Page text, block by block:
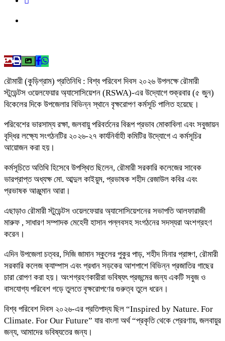
রৌমারী (কুড়িগ্রাম) প্রতিনিধি : বিশ্ব পরিবেশ দিবস ২০২৬ উপলক্ষে রৌমারী
স্টুডেন্টস ওয়েলফেয়ার অ্যাসোসিয়েশন (RSWA)-এর উদ্যোগে শুক্রবার (৫ জুন)
বিকেলের দিকে উপজেলার বিভিন্ন স্থানে বৃক্ষরোপণ কর্মসূচি পালিত হয়েছে।
পরিবেশের ভারসাম্য রক্ষা, জলবায়ু পরিবর্তনের বিরূপ প্রভাব মোকাবিলা এবং সবুজায়ন
বৃদ্ধির লক্ষ্যে সংগঠনটির ২০২৬-২৭ কার্যনির্বাহী কমিটির উদ্যোগে এ কর্মসূচির
আয়োজন করা হয়।
কর্মসূচিতে অতিথি হিসেবে উপস্থিত ছিলেন, রৌমারী সরকারি কলেজের সাবেক
ভারপ্রাপ্ত অধ্যক্ষ মো. আব্দুল কাইয়ুম, প্রভাষক শহীদ রেজাউল কবির এবং
প্রভাষক আঞ্জুমান আরা।
এছাড়াও রৌমারী স্টুডেন্টস ওয়েলফেয়ার অ্যাসোসিয়েশনের সভাপতি আলফারাজী
মারুফ , সাধারণ সম্পাদক মেহেদী হাসান পল্লবসহ সংগঠনের সদস্যরা অংশগ্রহণ
করেন।
এদিন উপজেলা চত্বর, সিজি জামান স্কুলের পুকুর পাড়, শহীদ মিনার প্রাঙ্গণ, রৌমারী
সরকারি কলেজ ক্যাম্পাস এবং প্রধান সড়কের আশপাশে বিভিন্ন প্রজাতির গাছের
চারা রোপণ করা হয়। অংশগ্রহণকারীরা ভবিষ্যৎ প্রজন্মের জন্য একটি সবুজ ও
বাসযোগ্য পরিবেশ গড়ে তুলতে বৃক্ষরোপণের গুরুত্ব তুলে ধরেন।
বিশ্ব পরিবেশ দিবস ২০২৬-এর প্রতিপাদ্য ছিল “Inspired by Nature. For
Climate. For Our Future” যার বাংলা অর্থ “প্রকৃতি থেকে প্রেরণায়, জলবায়ুর
জন্য, আমাদের ভবিষ্যতের জন্য।